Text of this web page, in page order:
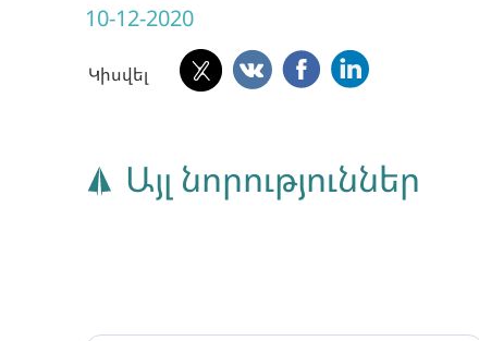
10-12-2020
Կիսվել
Այլ նորություններ